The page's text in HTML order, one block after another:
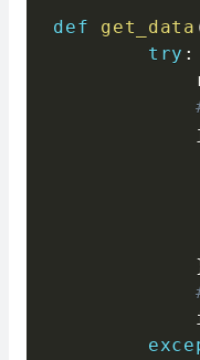
def get_data
try :